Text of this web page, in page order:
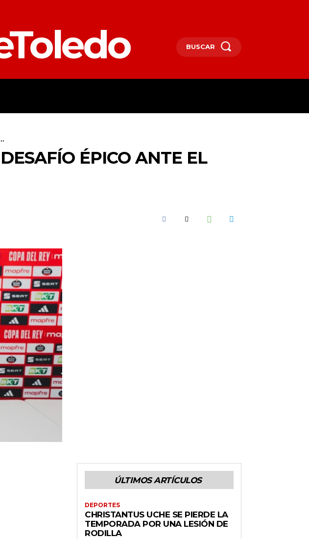
BUSCAR
ÉPICO ANTE EL
ÚLTIMOS ARTÍCULOS
DEPORTES
CHRISTANTUS UCHE SE PIERDE LA
TEMPORADA POR UNA LESIÓN DE
RODILLA